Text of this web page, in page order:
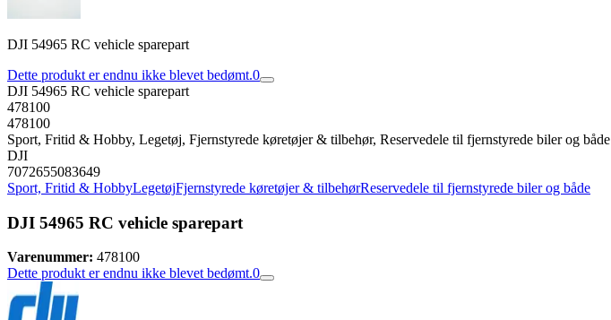
DJI 54965 RC vehicle sparepart
Dette produkt er endnu ikke blevet bedømt.0
DJI 54965 RC vehicle sparepart
478100
478100
Sport, Fritid & Hobby, Legetøj, Fjernstyrede køretøjer & tilbehør, Reservedele til fjernstyrede biler og både
DJI
7072655083649
Sport, Fritid & HobbyLegetøjFjernstyrede køretøjer & tilbehørReservedele til fjernstyrede biler og både
DJI 54965 RC vehicle sparepart
Varenummer: 478100
Dette produkt er endnu ikke blevet bedømt.0